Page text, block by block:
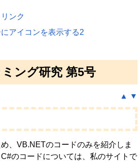
ンク
にアイコンを表示する2
ング研究 第5号
▲ ▼
、VB.NETのコードのみを紹介しま
のコードについては、私のサイトで